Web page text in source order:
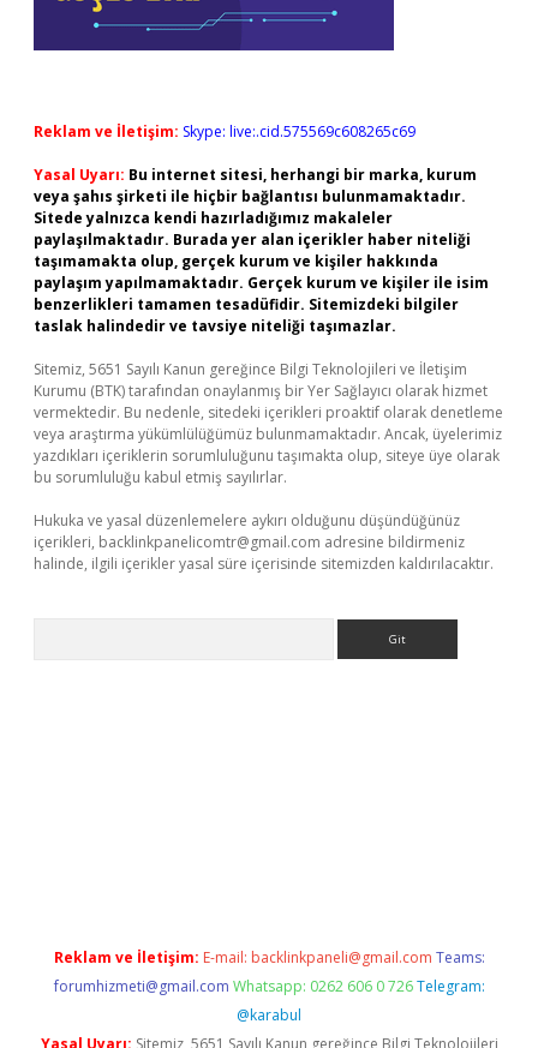
Reklam ve İletişim: Skype: live:.cid.575569c608265c69
Yasal Uyarı: Bu internet sitesi, herhangi bir marka, kurum
veya şahıs şirketi ile hiçbir bağlantısı bulunmamaktadır.
Sitede yalnızca kendi hazırladığımız makaleler
paylaşılmaktadır. Burada yer alan içerikler haber niteliği
taşımamakta olup, gerçek kurum ve kişiler hakkında
paylaşım yapılmamaktadır. Gerçek kurum ve kişiler ile isim
benzerlikleri tamamen tesadüfidir. Sitemizdeki bilgiler
taslak halindedir ve tavsiye niteliği taşımazlar.
Sitemiz, 5651 Sayılı Kanun gereğince Bilgi Teknolojileri ve İletişim
Kurumu (BTK) tarafından onaylanmış bir Yer Sağlayıcı olarak hizmet
vermektedir. Bu nedenle, sitedeki içerikleri proaktif olarak denetleme
veya araştırma yükümlülüğümüz bulunmamaktadır. Ancak, üyelerimiz
yazdıkları içeriklerin sorumluluğunu taşımakta olup, siteye üye olarak
bu sorumluluğu kabul etmiş sayılırlar.
Hukuka ve yasal düzenlemelere aykırı olduğunu düşündüğünüz
içerikleri, backlinkpanelicomtr@gmail.com adresine bildirmeniz
halinde, ilgili içerikler yasal süre içerisinde sitemizden kaldırılacaktır.
Reklam ve İletişim: E-mail: backlinkpaneli@gmail.com Teams:
forumhizmeti@gmail.com Whatsapp: 0262 606 0 726 Telegram:
@karabul
Yasal Uyarı: Sitemiz, 5651 Sayılı Kanun gereğince Bilgi Teknolojileri